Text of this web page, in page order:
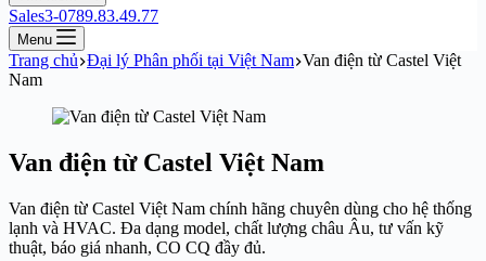
Sales3-0789.83.49.77
Menu
Trang chủ Đại lý Phân phối tại Việt Nam Van điện từ Castel Việt
Nam
Van điện từ Castel Việt Nam
Van điện từ Castel Việt Nam chính hãng chuyên dùng cho hệ thống
lạnh và HVAC. Đa dạng model, chất lượng châu Âu, tư vấn kỹ
thuật, báo giá nhanh, CO CQ đầy đủ.